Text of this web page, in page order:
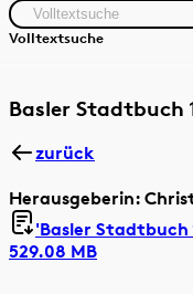
Volltextsuche
Zeitraum
Basler Stadtbuch
zurück
Herausgeberin:
'Basler Stadtbuch
529.08 MB